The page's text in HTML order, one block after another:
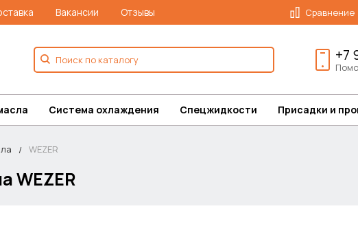
Вакансии Отзывы Сравнение
+7
Система охлаждения Спецжидкости Присадки и
WEZER
WEZER